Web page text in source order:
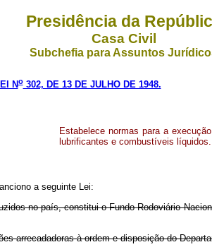
Presidência da
Casa Civil
Subchefia para Assuntos
No302, DE 13 DE JULHO DE 1948.
Estabelece normas para a
lubrificantes e combustíveis líquidos.
a seguinte Lei:
no país, constitui o Fundo Rodoviário
arrecadadoras à ordem e disposição do